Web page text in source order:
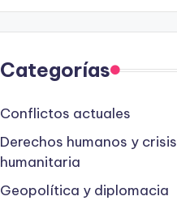
Categorías
Conflictos actuales
Derechos humanos y crisis
humanitaria
Geopolítica y diplomacia